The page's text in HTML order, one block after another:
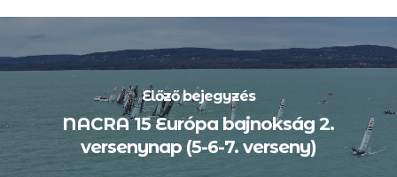
Előző bejegyzés
NACRA 15 Európa bajnokság 2.
versenynap (5-6-7. verseny)